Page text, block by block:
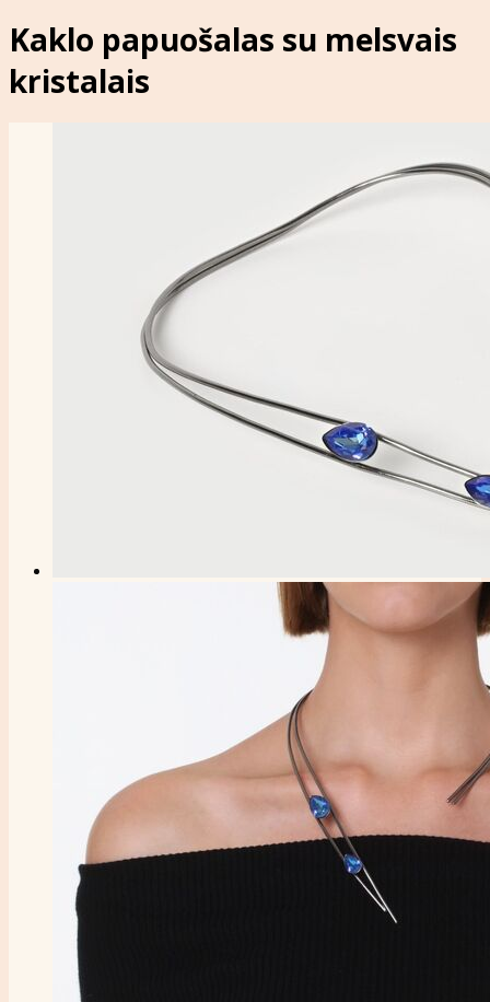
Kaklo papuošalas su melsvais
kristalais